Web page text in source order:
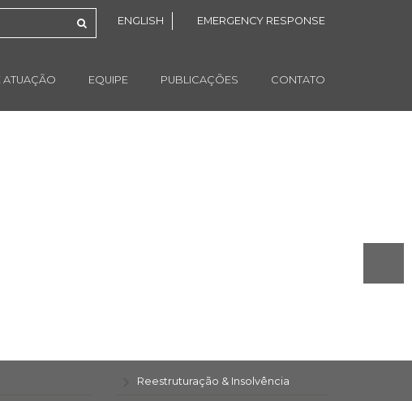
ENGLISH EMERGENCY RESPONSE
ATUAÇÃO EQUIPE PUBLICAÇÕES CONTATO
Reestruturação & Insolvência